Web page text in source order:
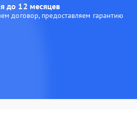
до 12 месяцев
договор, предоставляем гарантию